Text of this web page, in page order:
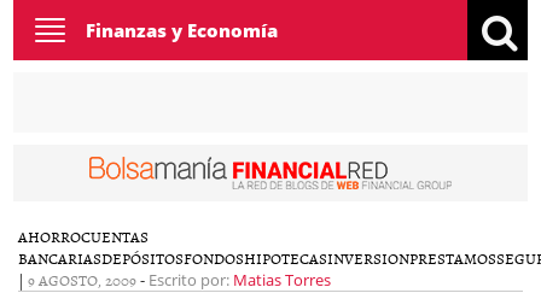
Toggle
navigation
Finanzas y Economía
AHORROCUENTAS
BANCARIASDEPÓSITOSFONDOSHIPOTECASINVERSIONPRESTAMOS
| 9 AGOSTO, 2009- Escrito por: Matias Torres